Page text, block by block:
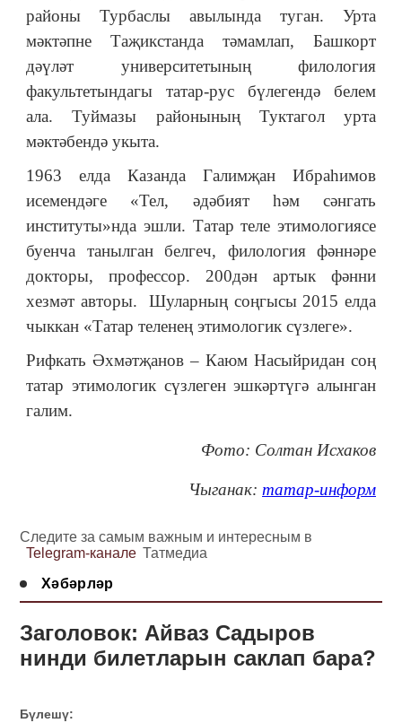
районы Турбаслы авылында туган. Урта
мәктәпне Таҗикстанда тәмамлап, Башкорт
дәүләт университетының филология
факультетындагы татар-рус бүлегендә белем
ала. Туймазы районының Туктагол урта
мәктәбендә укыта.
1963 елда Казанда Галимҗан Ибраһимов
исемендәге «Тел, әдәбият һәм сәнгать
институты»нда эшли. Татар теле этимологиясе
буенча танылган белгеч, филология фәннәре
докторы, профессор. 200дән артык фәнни
хезмәт авторы. Шуларның соңгысы 2015 елда
чыккан «Татар теленең этимологик сүзлеге».
Рифкать Әхмәтҗанов – Каюм Насыйридан соң
татар этимологик сүзлеген эшкәртүгә алынган
галим.
Фото: Солтан Исхаков
Чыганак: татар-информ
Следите за самым важным и интересным в
Telegram-канале Татмедиа
Хәбәрләр
Заголовок: Айваз Садыров
нинди билетларын саклап бара?
Бүлешү: